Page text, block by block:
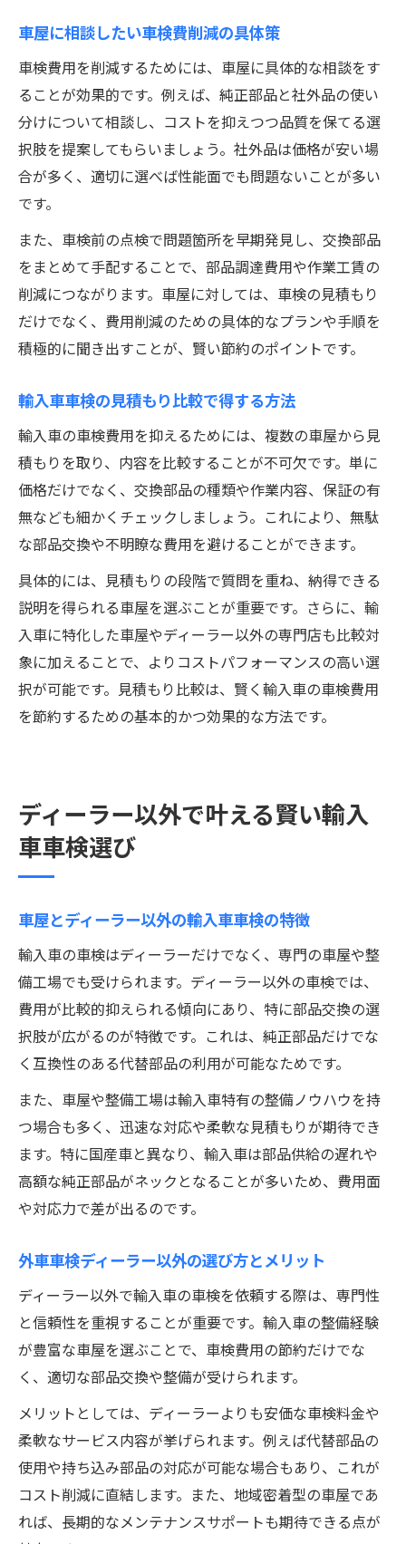
車屋に相談したい車検費削減の具体策
車検費用を削減するためには、車屋に具体的な相談をす
ることが効果的です。例えば、純正部品と社外品の使い
分けについて相談し、コストを抑えつつ品質を保てる選
択肢を提案してもらいましょう。社外品は価格が安い場
合が多く、適切に選べば性能面でも問題ないことが多い
です。
また、車検前の点検で問題箇所を早期発見し、交換部品
をまとめて手配することで、部品調達費用や作業工賃の
削減につながります。車屋に対しては、車検の見積もり
だけでなく、費用削減のための具体的なプランや手順を
積極的に聞き出すことが、賢い節約のポイントです。
輸入車車検の見積もり比較で得する方法
輸入車の車検費用を抑えるためには、複数の車屋から見
積もりを取り、内容を比較することが不可欠です。単に
価格だけでなく、交換部品の種類や作業内容、保証の有
無なども細かくチェックしましょう。これにより、無駄
な部品交換や不明瞭な費用を避けることができます。
具体的には、見積もりの段階で質問を重ね、納得できる
説明を得られる車屋を選ぶことが重要です。さらに、輸
入車に特化した車屋やディーラー以外の専門店も比較対
象に加えることで、よりコストパフォーマンスの高い選
択が可能です。見積もり比較は、賢く輸入車の車検費用
を節約するための基本的かつ効果的な方法です。
ディーラー以外で叶える賢い輸入
車車検選び
車屋とディーラー以外の輸入車車検の特徴
輸入車の車検はディーラーだけでなく、専門の車屋や整
備工場でも受けられます。ディーラー以外の車検では、
費用が比較的抑えられる傾向にあり、特に部品交換の選
択肢が広がるのが特徴です。これは、純正部品だけでな
く互換性のある代替部品の利用が可能なためです。
また、車屋や整備工場は輸入車特有の整備ノウハウを持
つ場合も多く、迅速な対応や柔軟な見積もりが期待でき
ます。特に国産車と異なり、輸入車は部品供給の遅れや
高額な純正部品がネックとなることが多いため、費用面
や対応力で差が出るのです。
外車車検ディーラー以外の選び方とメリット
ディーラー以外で輸入車の車検を依頼する際は、専門性
と信頼性を重視することが重要です。輸入車の整備経験
が豊富な車屋を選ぶことで、車検費用の節約だけでな
く、適切な部品交換や整備が受けられます。
メリットとしては、ディーラーよりも安価な車検料金や
柔軟なサービス内容が挙げられます。例えば代替部品の
使用や持ち込み部品の対応が可能な場合もあり、これが
コスト削減に直結します。また、地域密着型の車屋であ
れば、長期的なメンテナンスサポートも期待できる点が